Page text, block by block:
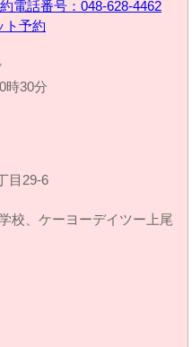
目29‐6
校、ケーヨーデイツー上尾